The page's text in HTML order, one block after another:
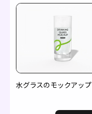
水グラスのモックアップ